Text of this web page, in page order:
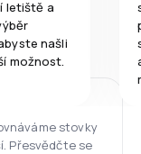
letiště a
našli
možnost.
stovky
Přesvědčte se